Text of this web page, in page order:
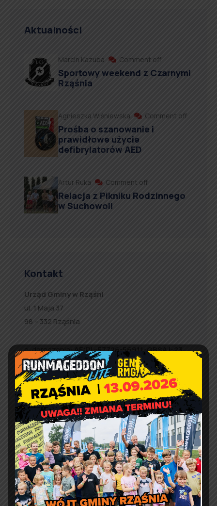
Aktualności
Marcin Kazuba Comment off
Sportowy weekend z Czarnymi
Rząśnia
Agnieszka Wiśniewska Comment off
Prośba o szanowanie i
prawidłowe użycie
defibrylatorów AED
Artur Ruka Comment off
Relacja z Pikniku Rodzinnego
w Suchowoli
Kontakt
Urząd Gminy w Rząśni
ul. 1 Maja 37
98 – 332 Rząśnia
e-doręczenia:AE:PL-57726-56911-GBSAJ-23
adres email:gmina@rzasnia.pl
tel. 44 631-71-22 (biuro podawcze)
Godziny otwarcia Urzędu:
pon.: 9:00 – 17:00
wt. – pt.: 7:30 – 15:30